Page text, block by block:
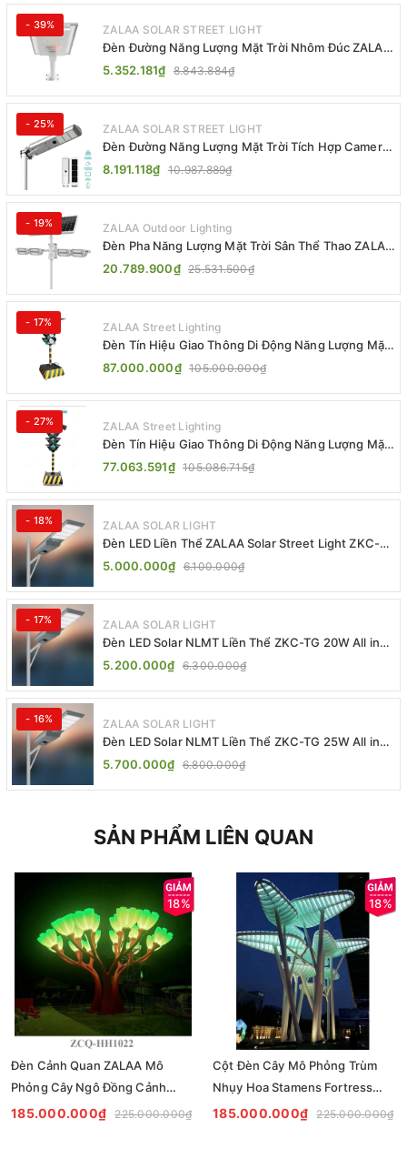
- 39% ZALAA SOLAR STREET LIGHT
Đèn Đường Năng Lượng Mặt Trời Nhôm Đúc ZALAA
ZL-BWH Cao Cấp IP65
5.352.181₫ 8.843.884₫
- 25% ZALAA SOLAR STREET LIGHT
Đèn Đường Năng Lượng Mặt Trời Tích Hợp Camera
ZALAA ZL-BJ04-CCTV (80W, IP65)
8.191.118₫ 10.987.889₫
- 19% ZALAA Outdoor Lighting
Đèn Pha Năng Lượng Mặt Trời Sân Thể Thao ZALAA
Jsc Chống Nước IP65 Cao Cấp
20.789.900₫ 25.531.500₫
- 17% ZALAA Street Lighting
Đèn Tín Hiệu Giao Thông Di Động Năng Lượng Mặt
Trời ZALAA ZL-300A-D
87.000.000₫ 105.000.000₫
- 27% ZALAA Street Lighting
Đèn Tín Hiệu Giao Thông Di Động Năng Lượng Mặt
Trời ZALAA ZL-409300C
77.063.591₫ 105.086.715₫
- 18% ZALAA SOLAR LIGHT
Đèn LED Liền Thể ZALAA Solar Street Light ZKC-
TG 20W 25W 30W All In One
5.000.000₫ 6.100.000₫
- 17% ZALAA SOLAR LIGHT
Đèn LED Solar NLMT Liền Thể ZKC-TG 20W All in
One | ZALAA Street Light
5.200.000₫ 6.300.000₫
- 16% ZALAA SOLAR LIGHT
Đèn LED Solar NLMT Liền Thể ZKC-TG 25W All in
One | ZALAA Street Light
5.700.000₫ 6.800.000₫
SẢN PHẨM LIÊN QUAN
18%
Đèn Cảnh Quan ZALAA Mô
Phỏng Cây Ngô Đồng Cảnh
ZCQ-HH1022 Sycamore Trees
185.000.000₫ 225.000.000₫
18%
Cột Đèn Cây Mô Phỏng Trùm
Nhụy Hoa Stamens Fortress
ZCQ-HH1021 ZALAA Chiếu
185.000.000₫ 225.000.000₫